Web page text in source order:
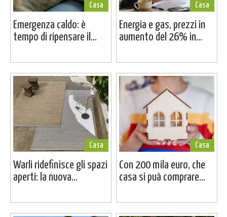
Casa
Emergenza caldo: è
tempo di ripensare il...
Casa
Energia e gas, prezzi in
aumento del 26% in...
Casa
Warli ridefinisce gli spazi
aperti: la nuova...
Casa
Con 200 mila euro, che
casa si puà comprare...